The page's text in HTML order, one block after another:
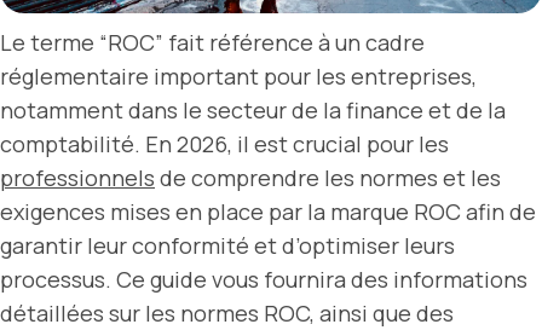
Le terme “ROC” fait référence à un cadre
réglementaire important pour les entreprises,
notamment dans le secteur de la finance et de la
comptabilité. En 2026, il est crucial pour les
professionnels de comprendre les normes et les
exigences mises en place par la marque ROC afin de
garantir leur conformité et d’optimiser leurs
processus. Ce guide vous fournira des informations
détaillées sur les normes ROC, ainsi que des